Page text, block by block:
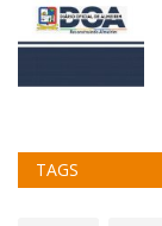
TAGS